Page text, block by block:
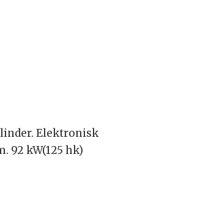
Elektronisk
92 kW(125 hk)